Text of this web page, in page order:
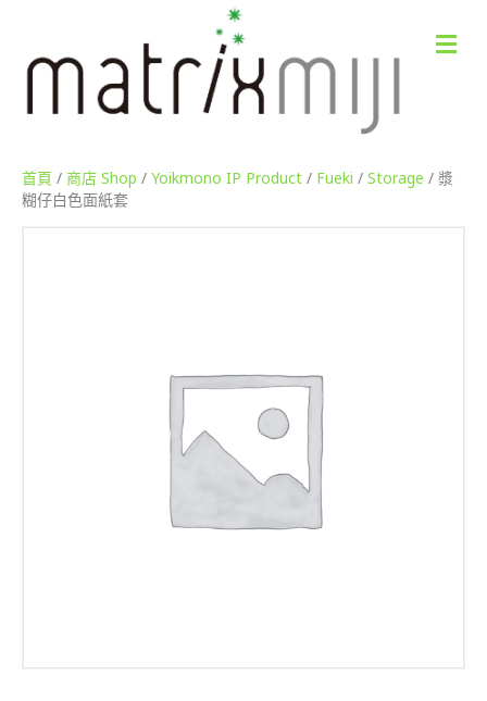
M
e
首頁 / 商店 Shop / Yoikmono IP Product / Fueki / Storage / 漿
糊仔白色面紙套